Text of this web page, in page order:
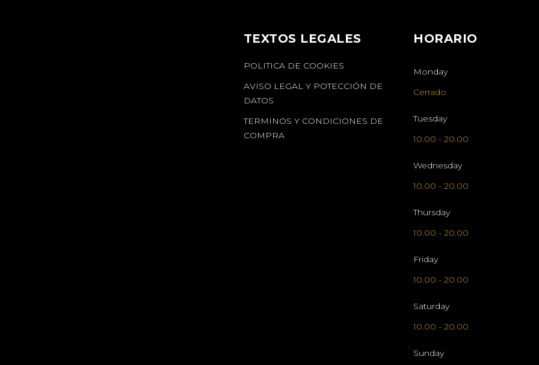
TEXTOS LEGALES
POLITICA DE COOKIES
AVISO LEGAL Y POTECCIÓN DE
DATOS
TERMINOS Y CONDICIONES DE
COMPRA
HORARIO
Monday
Cerrado
Tuesday
10.00 - 20.00
Wednesday
10.00 - 20.00
Thursday
10.00 - 20.00
Friday
10.00 - 20.00
Saturday
10.00 - 20.00
Sunday